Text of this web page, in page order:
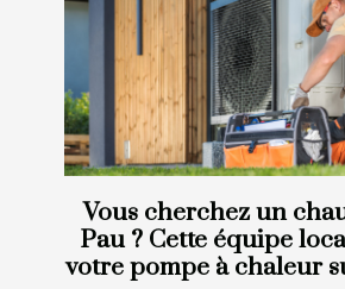
Vous cherchez un
Pau ? Cette équipe
votre pompe à chaleur